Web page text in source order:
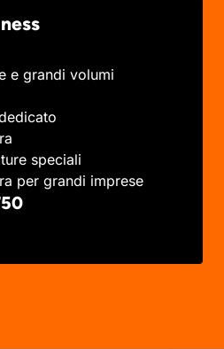
e grandi volumi
speciali
per grandi imprese